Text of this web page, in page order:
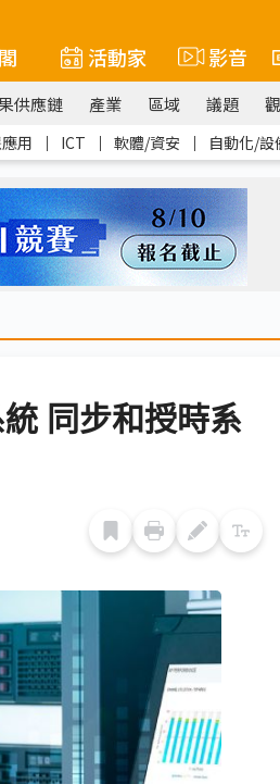
活動家 影音
供應鏈 產業 區域 議題
用 ｜ ICT ｜ 軟體/資安 ｜ 自動化/設
同步和授時系